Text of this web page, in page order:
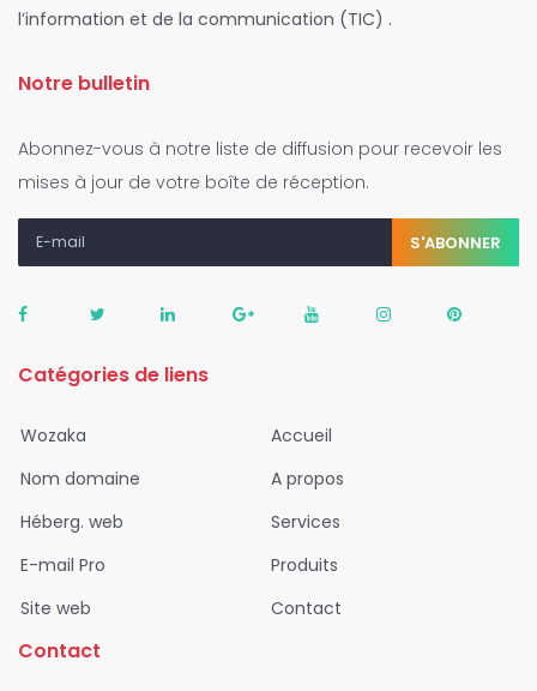
l’information et de la communication (TIC) .
Notre bulletin
Abonnez-vous à notre liste de diffusion pour recevoir les
mises à jour de votre boîte de réception.
S'ABONNER
Catégories de liens
Wozaka
Accueil
Nom domaine
A propos
Héberg. web
Services
E-mail Pro
Produits
Site web
Contact
Contact